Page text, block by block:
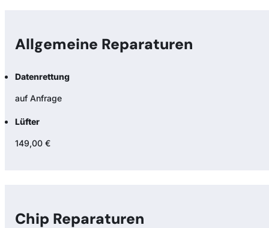
Allgemeine Reparaturen
Datenrettung
auf Anfrage
Lüfter
149,00 €
Chip Reparaturen